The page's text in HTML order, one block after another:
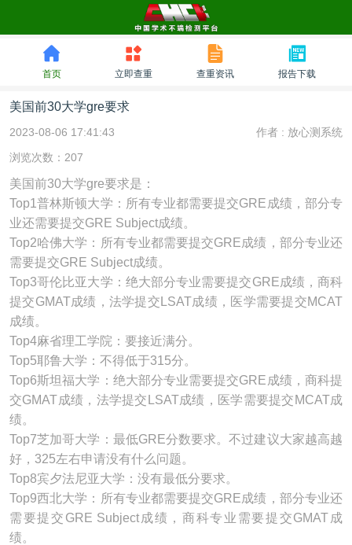
首页 立即查重 查重资讯 报告下载
美国前30大学gre要求
2023-08-06 17:41:43 作者 : 放心测系统
浏览次数：207
美国前30大学gre要求是：
Top1普林斯顿大学：所有专业都需要提交GRE成绩，部分专
业还需要提交GRE Subject成绩。
Top2哈佛大学：所有专业都需要提交GRE成绩，部分专业还
需要提交GRE Subject成绩。
Top3哥伦比亚大学：绝大部分专业需要提交GRE成绩，商科
提交GMAT成绩，法学提交LSAT成绩，医学需要提交MCAT
成绩。
Top4麻省理工学院：要接近满分。
Top5耶鲁大学：不得低于315分。
Top6斯坦福大学：绝大部分专业需要提交GRE成绩，商科提
交GMAT成绩，法学提交LSAT成绩，医学需要提交MCAT成
绩。
Top7芝加哥大学：最低GRE分数要求。不过建议大家越高越
好，325左右申请没有什么问题。
Top8宾夕法尼亚大学：没有最低分要求。
Top9西北大学：所有专业都需要提交GRE成绩，部分专业还
需要提交GRE Subject成绩，商科专业需要提交GMAT成
绩。